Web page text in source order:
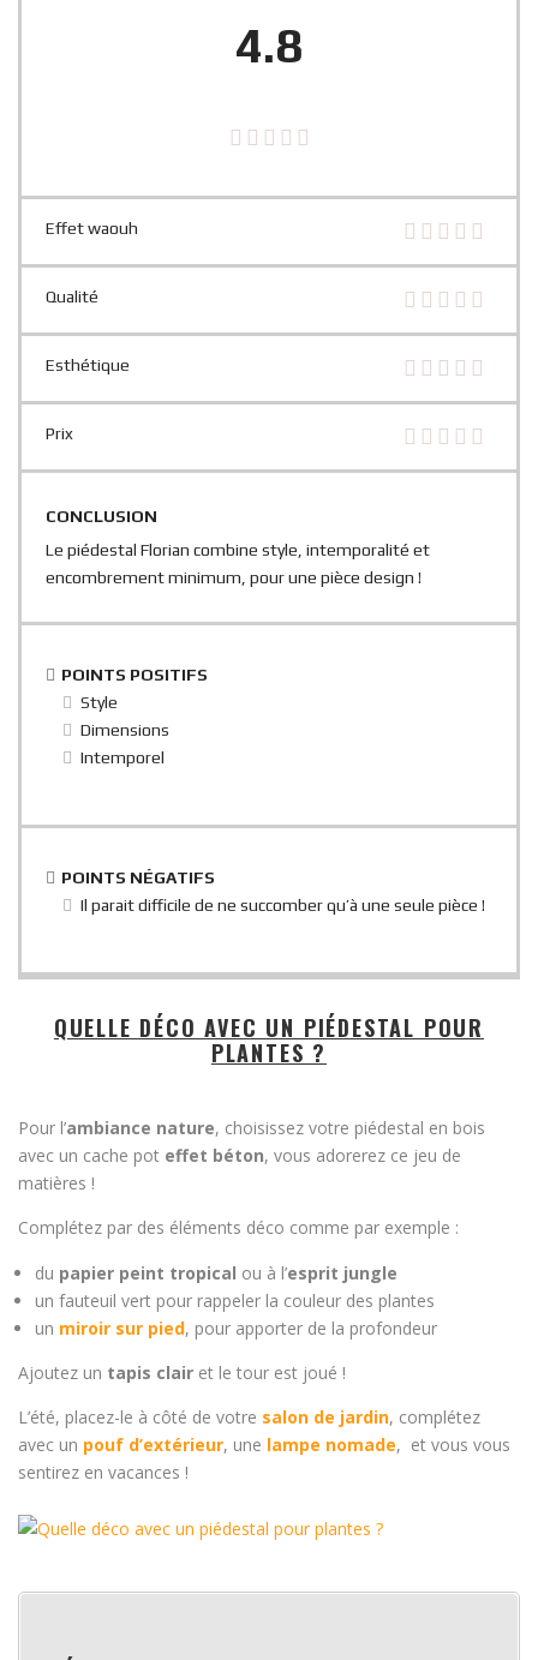
4.8
Effet waouh
Qualité
Esthétique
Prix
CONCLUSION
Le piédestal Florian combine style, intemporalité et
encombrement minimum, pour une pièce design !
POINTS POSITIFS
Style
Dimensions
Intemporel
POINTS NÉGATIFS
Il parait difficile de ne succomber qu’à une seule pièce !
QUELLE DÉCO AVEC UN PIÉDESTAL POUR
PLANTES ?
Pour l’ambiance nature, choisissez votre piédestal en bois
avec un cache pot effet béton, vous adorerez ce jeu de
matières !
Complétez par des éléments déco comme par exemple :
du papier peint tropical ou à l’esprit jungle
un fauteuil vert pour rappeler la couleur des plantes
un miroir sur pied, pour apporter de la profondeur
Ajoutez un tapis clair et le tour est joué !
L’été, placez-le à côté de votre salon de jardin, complétez
avec un pouf d’extérieur, une lampe nomade, et vous vous
sentirez en vacances !